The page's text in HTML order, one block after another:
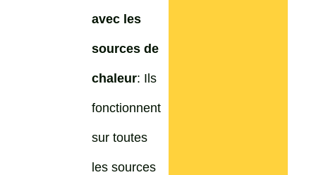
avec les
sources de
chaleur: Ils
fonctionnent
sur toutes
les sources